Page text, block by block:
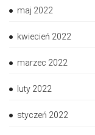
maj 2022
kwiecień 2022
marzec 2022
luty 2022
styczeń 2022